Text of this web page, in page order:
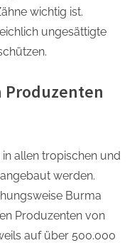
wichtig ist.
ungesättigte
Produzenten
allen tropischen und
werden.
Burma
Produzenten von
auf über 500.000